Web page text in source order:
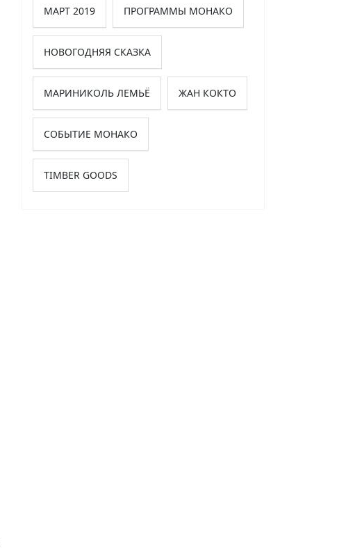
МАРТ 2019 ПРОГРАММЫ МОНАКО
НОВОГОДНЯЯ СКАЗКА
МАРИНИКОЛЬ ЛЕМЬЁ ЖАН КОКТО
СОБЫТИЕ МОНАКО
TIMBER GOODS